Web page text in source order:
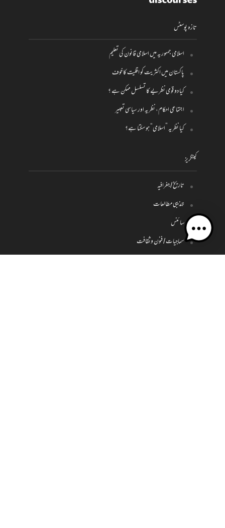
تازہ پوسٹس
اسلامی جمہوریہ میں اسلامی قانون کی تعلیم
پاکستان میں اکثریت کو اقلیت کا خوف
کیا دو قومی نظریے کا تسلسل ممکن ہے ؟
اجتماعی احکام، نظریہ اور سیاسی تعبیر
کیا نظریہ ”اسلامی“ ہو سکتا ہے؟
کیٹگریز
تاریخ / جغرافیہ
تہذیبی مطالعات
سائنس
سماجیات / فنون وثقافت